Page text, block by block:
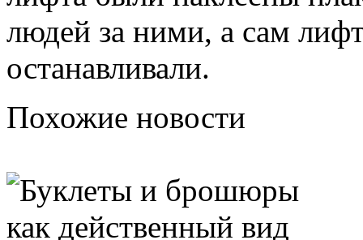
людей за ними, а сам
останавливали.
Похожие новости